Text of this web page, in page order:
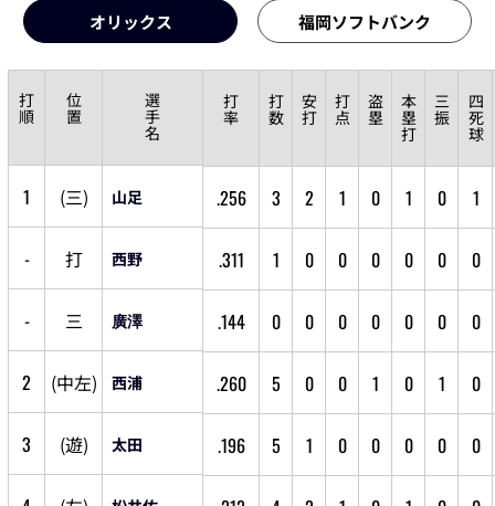
オリックス 福岡ソフトバンク
打
順
位
置
選
手
名
打
率
打
数
安
打
打
点
盗
塁
本
塁
打
三
振
四
死
球
1 (三) 山足 .256 3 2 1 0 1 0 1
- 打 西野 .311 1 0 0 0 0 0 0
- 三 廣澤 .144 0 0 0 0 0 0 0
2 (中左) 西浦 .260 5 0 0 1 0 1 0
3 (遊) 太田 .196 5 1 0 0 0 0 0